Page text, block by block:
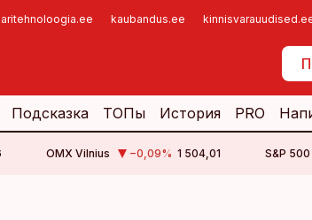
aritehnoloogia.ee kaubandus.ee
Подсказка ТОПы История PRO
OMX Vilnius −0,09% 1 504,01 S&P 500